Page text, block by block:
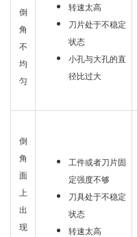
倒
角
不
均
匀
转速太高
刀片处于不稳定
状态
小孔与大孔的直
径比过大
倒
角
面
上
出
现
工件或者刀片固
定强度不够
刀具处于不稳定
状态
转速太高